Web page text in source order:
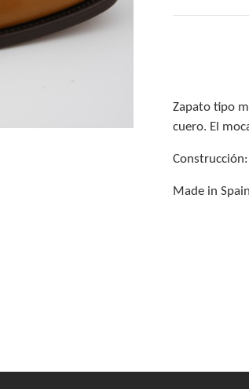
Zapato tipo
cuero. El
Made in